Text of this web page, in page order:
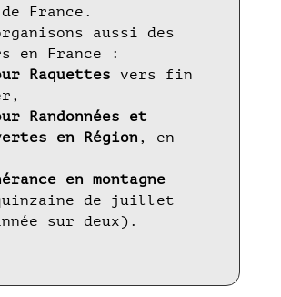
France.
aussi des
en France :
Raquettes vers fin
Randonnées et
en Région , en
en montagne
de juillet
sur deux).